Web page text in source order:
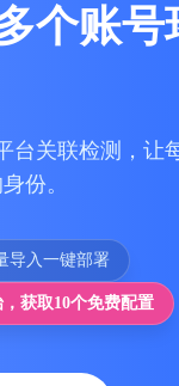
个账号
台关联检测，让
份。
导入一键部署
，获取10个免费配置